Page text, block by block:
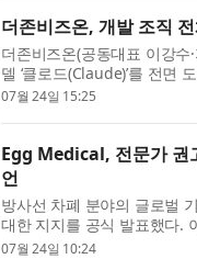
더존비즈온, 개발 조직
더존비즈온(공동대표 이강
델 ‘클로드(Claude)’를 전면
이번 도입 대상은 개발, 기획,
07월 24일 15:25
Egg Medical, 전문가 권
언
방사선 차폐 분야의 글로벌
대한 지지를 공식 발표했다.
방식이 더 이상 적절한 기준
07월 24일 10:24